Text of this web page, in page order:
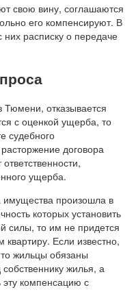
свою вину, соглашаются
его компенсируют. В
них расписку о передаче
Тюмени, отказывается
с оценкой ущерба, то
судебного
договора
ущерба.
имущества произошла в
которых установить
силы, то им не придется
Если известно,
жильцы обязаны
жилья, а
эту компенсацию с